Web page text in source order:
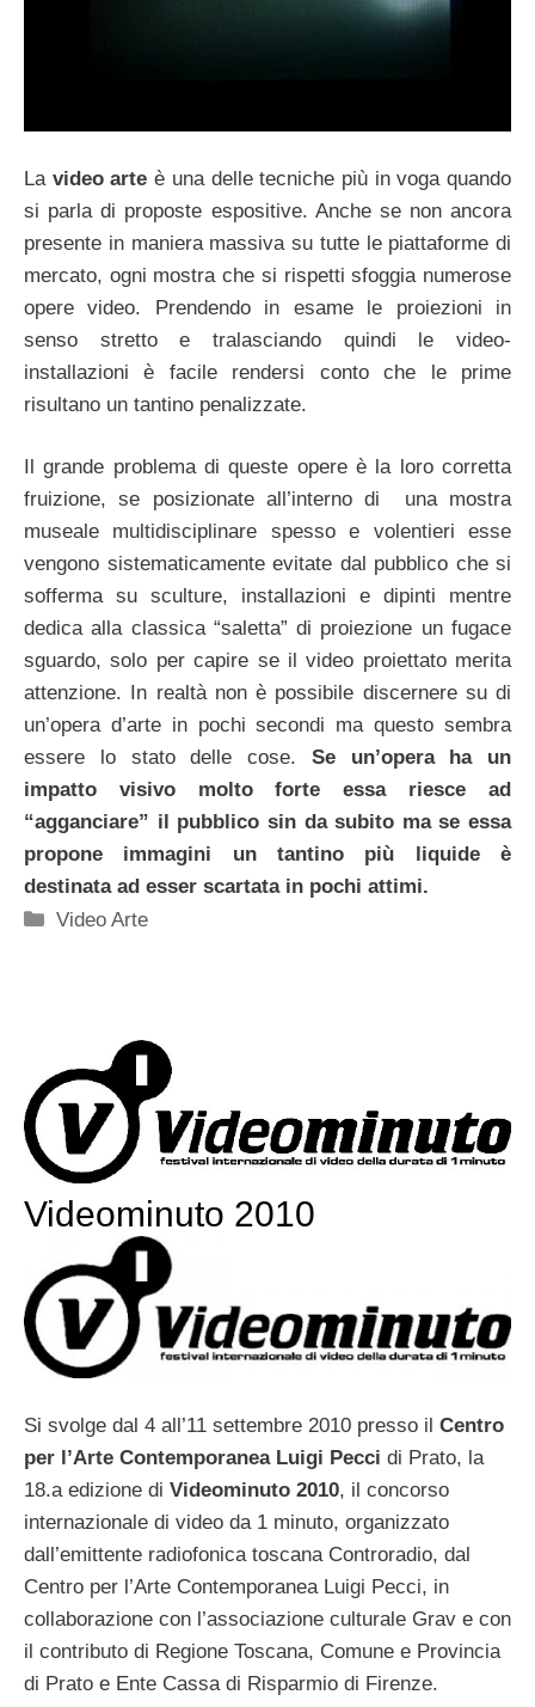
La video arte è una delle tecniche più in voga quando
si parla di proposte espositive. Anche se non ancora
presente in maniera massiva su tutte le piattaforme di
mercato, ogni mostra che si rispetti sfoggia numerose
opere video. Prendendo in esame le proiezioni in
senso stretto e tralasciando quindi le video-
installazioni è facile rendersi conto che le prime
risultano un tantino penalizzate.
Il grande problema di queste opere è la loro corretta
fruizione, se posizionate all’interno di una mostra
museale multidisciplinare spesso e volentieri esse
vengono sistematicamente evitate dal pubblico che si
sofferma su sculture, installazioni e dipinti mentre
dedica alla classica “saletta” di proiezione un fugace
sguardo, solo per capire se il video proiettato merita
attenzione. In realtà non è possibile discernere su di
un’opera d’arte in pochi secondi ma questo sembra
essere lo stato delle cose. Se un’opera ha un
impatto visivo molto forte essa riesce ad
“agganciare” il pubblico sin da subito ma se essa
propone immagini un tantino più liquide è
destinata ad esser scartata in pochi attimi.
Categorie
Video Arte
Videominuto 2010
Si svolge dal 4 all’11 settembre 2010 presso il Centro
per l’Arte Contemporanea Luigi Pecci di Prato, la
18.a edizione di Videominuto 2010, il concorso
internazionale di video da 1 minuto, organizzato
dall’emittente radiofonica toscana Controradio, dal
Centro per l’Arte Contemporanea Luigi Pecci, in
collaborazione con l’associazione culturale Grav e con
il contributo di Regione Toscana, Comune e Provincia
di Prato e Ente Cassa di Risparmio di Firenze.